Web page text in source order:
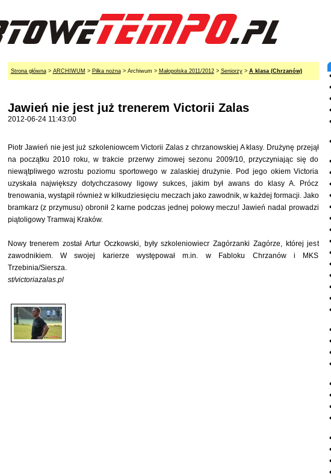
Strona główna> ARCHIWUM > Piłka nożna> Archiwum > Małopolska 2011/2012> Seniorzy> A klasa (Chrzanów)
Jawień nie jest już trenerem Victorii Zalas
2012-06-24 11:43:00
Piotr Jawień nie jest już szkoleniowcem Victorii Zalas z chrzanowskiej A klasy. Drużynę przejął
na początku 2010 roku, w trakcie przerwy zimowej sezonu 2009/10, przyczyniając się do
niewątpliwego wzrostu poziomu sportowego w zalaskiej drużynie. Pod jego okiem Victoria
uzyskała największy dotychczasowy ligowy sukces, jakim był awans do klasy A. Prócz
trenowania, wystąpił również w kilkudziesięciu meczach jako zawodnik, w każdej formacji. Jako
bramkarz (z przymusu) obronił 2 karne podczas jednej połowy meczu! Jawień nadal prowadzi
piątoligowy Tramwaj Kraków.
Nowy trenerem został Artur Oczkowski, były szkoleniowiecr Zagórzanki Zagórze, której jest
zawodnikiem. W swojej karierze występował m.in. w Fabloku Chrzanów i MKS
Trzebinia/Siersza.
st/victoriazalas.pl